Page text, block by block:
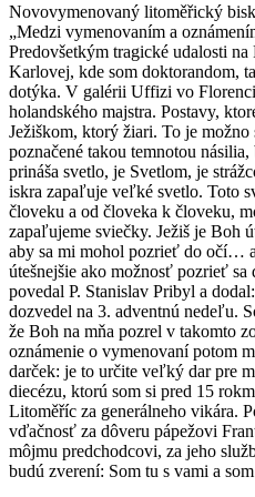
Novovymenovaný litoměřický
„Medzi vymenovaním a
Predovšetkým tragické udalosti
Karlovej, kde som doktorandom,
dotýka. V galérii Uffizi vo
holandského majstra. Postavy,
Ježiškom, ktorý žiari. To je
poznačené takou temnotou
prináša svetlo, je Svetlom, je
iskra zapaľuje veľké svetlo. Toto
človeku a od človeka k človeku,
zapaľujeme sviečky. Ježiš je Boh
aby sa mi mohol pozrieť do očí…
útešnejšie ako možnosť pozrieť
povedal P. Stanislav Pribyl a
dozvedel na 3. adventnú nedeľu.
že Boh na mňa pozrel v takomto
oznámenie o vymenovaní potom
darček: je to určite veľký dar pre
diecézu, ktorú som si pred 15
Litoměříc za generálneho vikára.
vďačnosť za dôveru pápežovi
môjmu predchodcovi, za jeho
budú zverení: Som tu s vami a